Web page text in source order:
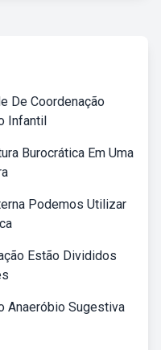
De Coordenação
Infantil
Burocrática Em Uma
Podemos Utilizar
Estão Divididos
Anaeróbio Sugestiva